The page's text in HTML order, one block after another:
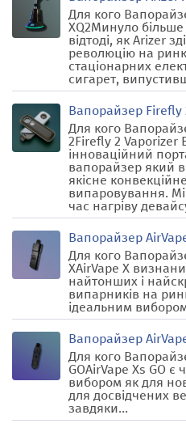
Для кого
XQ2Минуло більше
відтоді, як Arizer
революцію на
стаціонарних
сигарет,
Вапорайзер Firefly
Для кого
2Firefly 2 Vaporizer
інноваційний
вапорайзер який
якісне конвекційне
випаровування.
час нагріву
Вапорайзер
Для кого
XAirVape X
найтонших і
випарників на
ідеальним
Вапорайзер
Для кого
GOAirVape Xs GO є
вибором як для
для досвідчених
завдяки...